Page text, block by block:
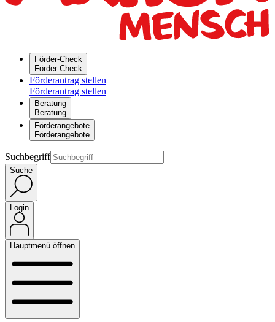
Förder-Check
Förder-Check
Förderantrag stellen
Förderantrag stellen
Beratung
Beratung
Förderangebote
Förderangebote
Suchbegriff
Suche
Login
Hauptmenü öffnen